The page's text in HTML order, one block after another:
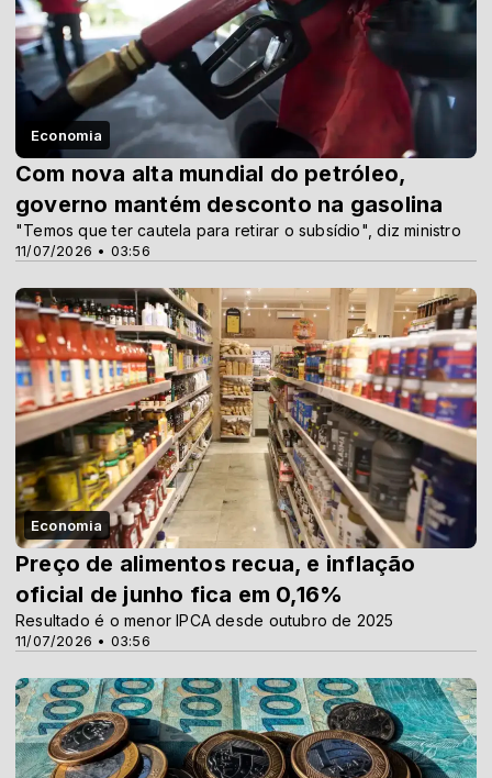
Economia
11/07/2026 • 03:56
Com nova alta mundial do petróleo,
governo mantém desconto na gasolina
"Temos que ter cautela para retirar o subsídio", diz ministro
Economia
11/07/2026 • 03:56
Preço de alimentos recua, e inflação
oficial de junho fica em 0,16%
Resultado é o menor IPCA desde outubro de 2025